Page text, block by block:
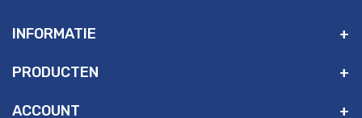
INFORMATIE
PRODUCTEN
ACCOUNT